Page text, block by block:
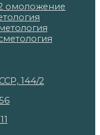
омоложение
144/2